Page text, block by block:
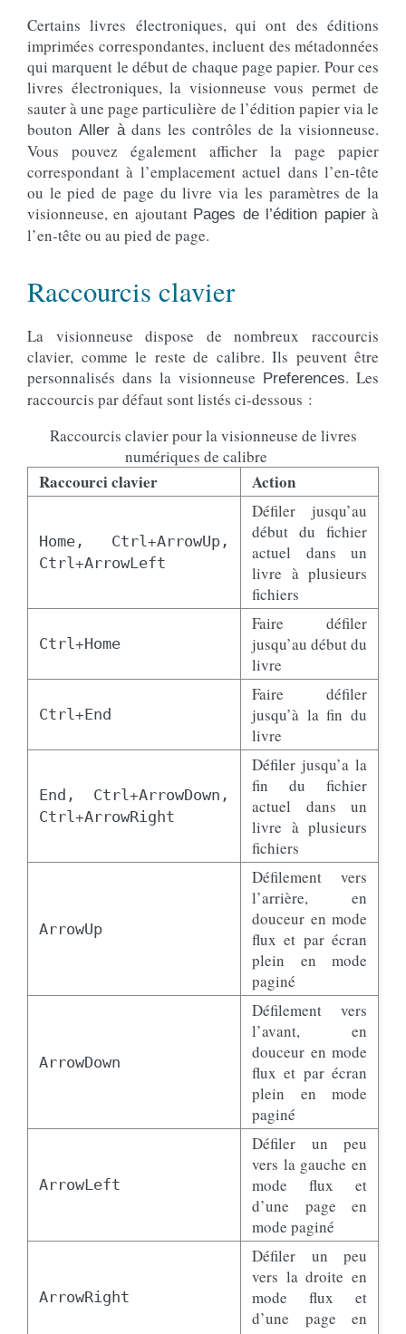
Certains livres électroniques, qui ont des éditions
imprimées correspondantes, incluent des métadonnées
qui marquent le début de chaque page papier. Pour ces
livres électroniques, la visionneuse vous permet de
sauter à une page particulière de l’édition papier via le
bouton Aller àdans les contrôles de la visionneuse.
Vous pouvez également afficher la page papier
correspondant à l’emplacement actuel dans l’en-tête
ou le pied de page du livre via les paramètres de la
visionneuse, en ajoutant Pages de l’édition papierà
l’en-tête ou au pied de page.
Raccourcis clavier
La visionneuse dispose de nombreux raccourcis
clavier, comme le reste de calibre. Ils peuvent être
personnalisés dans la visionneuse Preferences. Les
raccourcis par défaut sont listés ci-dessous :
Raccourcis clavier pour la visionneuse de livres
numériques de calibre
Raccourci clavier Action
Home, Ctrl+ArrowUp,
Ctrl +ArrowLeft
Défiler jusqu’au
début du fichier
actuel dans un
livre à plusieurs
fichiers
Ctrl +Home
Faire défiler
jusqu’au début du
livre
Ctrl +End
Faire défiler
jusqu’à la fin du
livre
End, Ctrl+ArrowDown,
Ctrl +ArrowRight
Défiler jusqu’a la
fin du fichier
actuel dans un
livre à plusieurs
fichiers
ArrowUp
Défilement vers
l’arrière, en
douceur en mode
flux et par écran
plein en mode
paginé
ArrowDown
Défilement vers
l’avant, en
douceur en mode
flux et par écran
plein en mode
paginé
ArrowLeft
Défiler un peu
vers la gauche en
mode flux et
d’une page en
mode paginé
ArrowRight
Défiler un peu
vers la droite en
mode flux et
d’une page en